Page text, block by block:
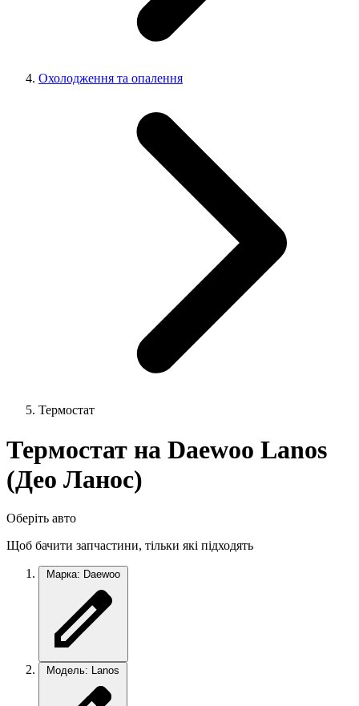
Охолодження та опалення
Термостат
Термостат на Daewoo Lanos
(Део Ланос)
Оберіть авто
Щоб бачити запчастини, тільки які підходять
Марка: Daewoo
Модель: Lanos